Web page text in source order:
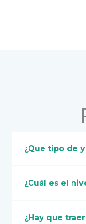
¿Que tipo de
¿Cuál es el
¿Hay que